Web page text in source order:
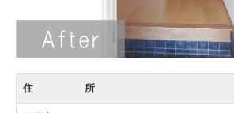
住 所